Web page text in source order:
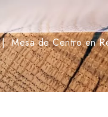
Mesa de Centro en